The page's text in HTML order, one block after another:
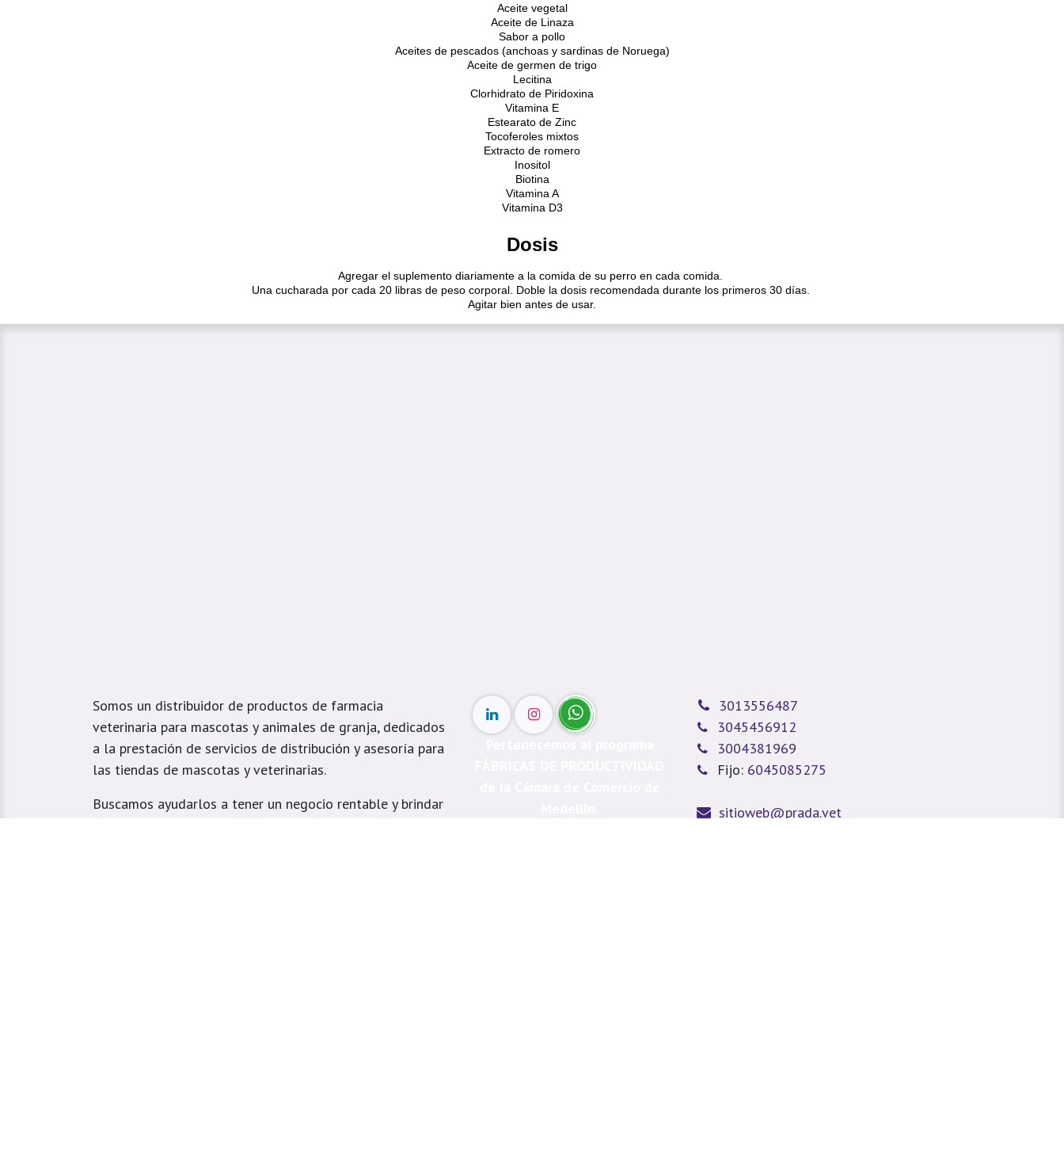
Aceite vegetal
Aceite de Linaza
Sabor a pollo
Aceites de pescados (anchoas y sardinas de Noruega)
Aceite de germen de trigo
Lecitina
Clorhidrato de Piridoxina
Vitamina E
Estearato de Zinc
Tocoferoles mixtos
Extracto de romero
Inositol
Biotina
Vitamina A
Vitamina D3
Dosis
Agregar el suplemento diariamente a la comida de su perro en cada comida.
Una cucharada por cada 20 libras de peso corporal. Doble la dosis recomendada durante los primeros 30 días.
Agitar bien antes de usar.
Somos un distribuidor de productos de farmacia
veterinaria para mascotas y animales de granja, dedicados
a la prestación de servicios de distribución y asesoría para
las tiendas de mascotas y veterinarias.
Buscamos ayudarlos a tener un negocio rentable y brindar
3013556487
3045456912
3004381969
Fijo: 6045085275
sitioweb@prada.vet